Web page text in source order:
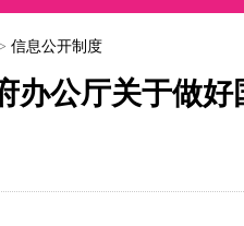
信息公开制度
办公厅关于做